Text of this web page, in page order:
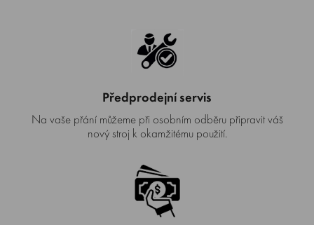
Předprodejní servis
Na vaše přání můžeme při osobním odběru připravit váš
nový stroj k okamžitému použití.